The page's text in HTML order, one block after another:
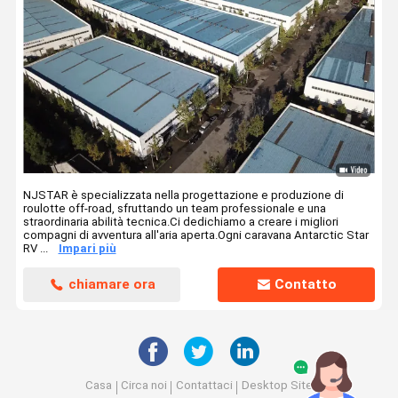
NJSTAR è specializzata nella progettazione e produzione di
roulotte off-road, sfruttando un team professionale e una
straordinaria abilità tecnica.Ci dedichiamo a creare i migliori
compagni di avventura all'aria aperta.Ogni caravana Antarctic Star
RV ...
Impari più
chiamare ora Contatto
Casa Circa noi Contattaci Desktop Site